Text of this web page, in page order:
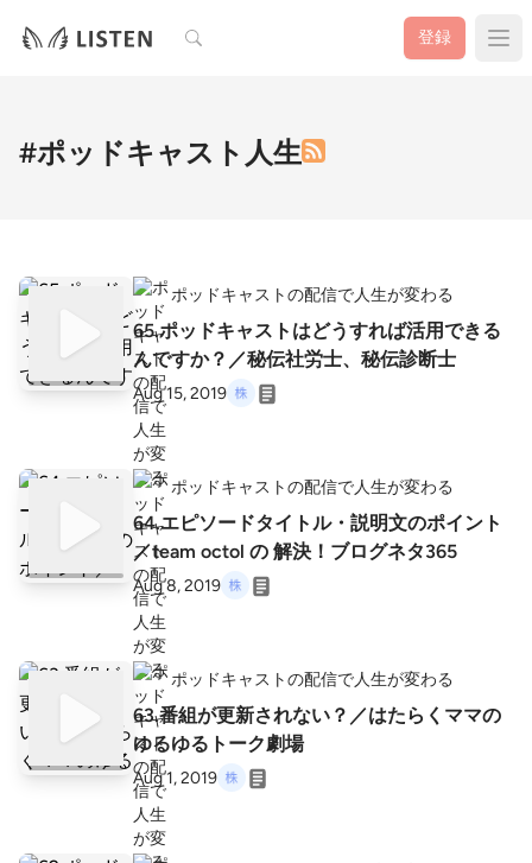
検索 登録
#ポッドキャスト人生
ポッドキャストの配信で人生が変わる
65.ポッドキャストはどうすれば活用できる
んですか？／秘伝社労士、秘伝診断士
Aug 15, 2019
ポッドキャストの配信で人生が変わる
64.エピソードタイトル・説明文のポイント
／team octol の 解決！ブログネタ365
Aug 8, 2019
ポッドキャストの配信で人生が変わる
63.番組が更新されない？／はたらくママの
ゆるゆるトーク劇場
Aug 1, 2019